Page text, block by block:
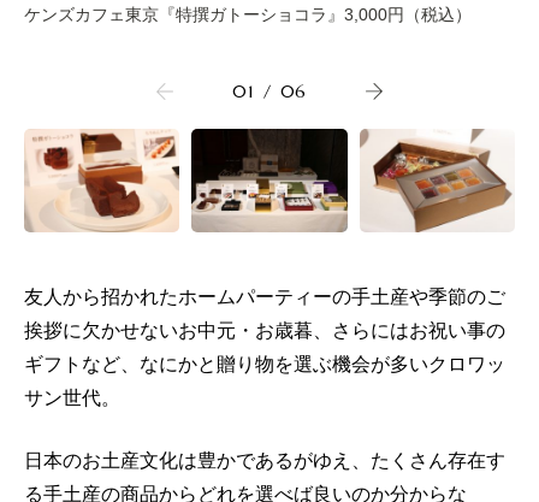
ケンズカフェ東京『特撰ガトーショコラ』3,000円（税込）
01 / 06
友人から招かれたホームパーティーの手土産や季節のご
挨拶に欠かせないお中元・お歳暮、さらにはお祝い事の
ギフトなど、なにかと贈り物を選ぶ機会が多いクロワッ
サン世代。
日本のお土産文化は豊かであるがゆえ、たくさん存在す
る手土産の商品からどれを選べば良いのか分からな